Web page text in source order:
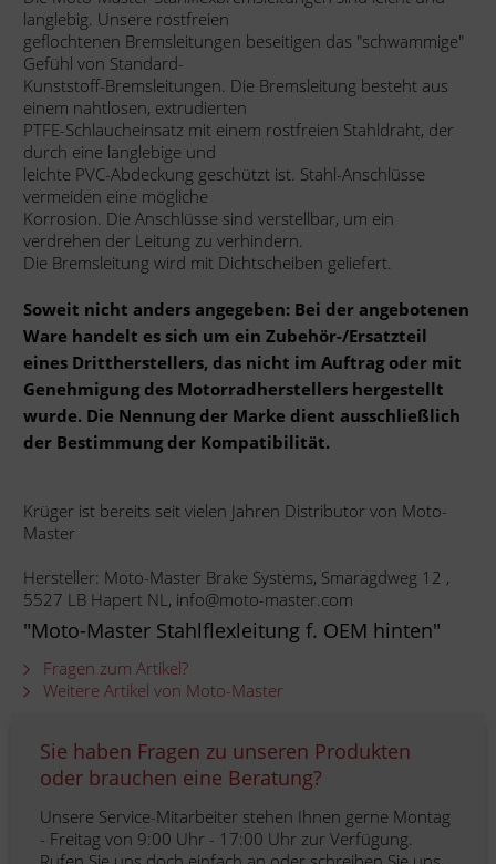
langlebig. Unsere rostfreien
geflochtenen Bremsleitungen beseitigen das "schwammige"
Gefühl von Standard-
Kunststoff-Bremsleitungen. Die Bremsleitung besteht aus
einem nahtlosen, extrudierten
PTFE-Schlaucheinsatz mit einem rostfreien Stahldraht, der
durch eine langlebige und
leichte PVC-Abdeckung geschützt ist. Stahl-Anschlüsse
vermeiden eine mögliche
Korrosion. Die Anschlüsse sind verstellbar, um ein
verdrehen der Leitung zu verhindern.
Die Bremsleitung wird mit Dichtscheiben geliefert.
Soweit nicht anders angegeben: Bei der angebotenen
Ware handelt es sich um ein Zubehör-/Ersatzteil
eines Drittherstellers, das nicht im Auftrag oder mit
Genehmigung des Motorradherstellers hergestellt
wurde. Die Nennung der Marke dient ausschließlich
der Bestimmung der Kompatibilität.
Krüger ist bereits seit vielen Jahren Distributor von Moto-
Master
Hersteller: Moto-Master Brake Systems, Smaragdweg 12 ,
5527 LB Hapert NL, info@moto-master.com
"Moto-Master Stahlflexleitung f. OEM hinten"
Fragen zum Artikel?
Weitere Artikel von Moto-Master
Sie haben Fragen zu unseren Produkten
oder brauchen eine Beratung?
Unsere Service-Mitarbeiter stehen Ihnen gerne Montag
- Freitag von 9:00 Uhr - 17:00 Uhr zur Verfügung.